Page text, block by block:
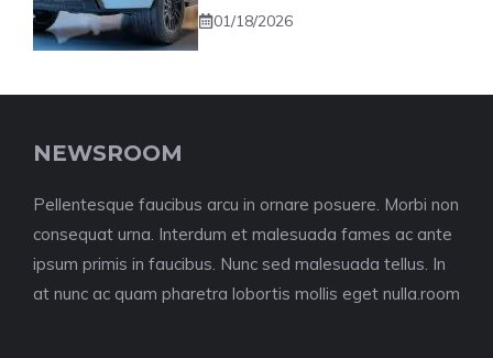
01/18/2026
NEWSROOM
Pellentesque faucibus arcu in ornare posuere. Morbi non
consequat urna. Interdum et malesuada fames ac ante
ipsum primis in faucibus. Nunc sed malesuada tellus. In
at nunc ac quam pharetra lobortis mollis eget nulla.room